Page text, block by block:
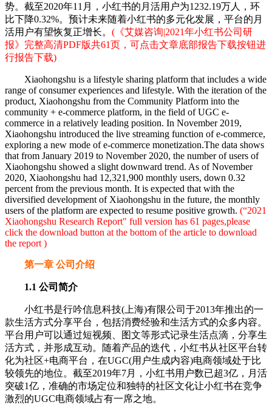
势。截至2020年11月，小红书的月活用户为1232.19万人，环
比下降0.32%。预计未来随着小红书的多元化发展，平台的月
活用户有望恢复正增长。 (《艾媒咨询|2021年小红书公司研
报》完整高清PDF版共61页，可点击文章底部报告下载按钮进
行报告下载)
Xiaohongshu is a lifestyle sharing platform that includes a wide
range of consumer experiences and lifestyle. With the iteration of the
product, Xiaohongshu from the Community Platform into the
community + e-commerce platform, in the field of UGC e-
commerce in a relatively leading position. In November 2019,
Xiaohongshu introduced the live streaming function of e-commerce,
exploring a new mode of e-commerce monetization.The data shows
that from January 2019 to November 2020, the number of users of
Xiaohongshu showed a slight downward trend. As of November
2020, Xiaohongshu had 12,321,900 monthly users, down 0.32
percent from the previous month. It is expected that with the
diversified development of Xiaohongshu in the future, the monthly
users of the platform are expected to resume positive growth. (“2021
Xiaohongshu Research Report" full version has 61 pages,please
click the download button at the bottom of the article to download
the report )
第一章 公司介绍
1.1 公司简介
小红书是行吟信息科技(上海)有限公司于2013年推出的一
款生活方式分享平台，包括消费经验和生活方式的众多内容。
平台用户可以通过短视频、图文等形式记录生活点滴，分享生
活方式，并形成互动。随着产品的迭代，小红书从社区平台转
化为社区+电商平台，在UGC(用户生成内容)电商领域处于比
较领先的地位。截至2019年7月，小红书用户数已超3亿，月活
突破1亿，准确的市场定位和独特的社区文化让小红书在竞争
激烈的UGC电商领域占有一席之地。